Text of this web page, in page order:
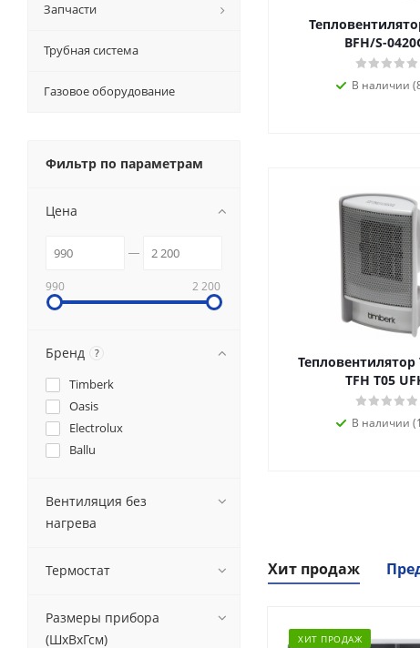
BFH/S-
В наличии
TFH T05
В наличии
Хит продаж
ХИТ ПРОДАЖ
Запчасти
Трубная система
Газовое оборудование
Фильтр по параметрам
Цена
990 2 200
Бренд ?
Timberk
Oasis
Electrolux
Ballu
Вентиляция без
нагрева
Термостат
Размеры прибора
(ШхВхГсм)